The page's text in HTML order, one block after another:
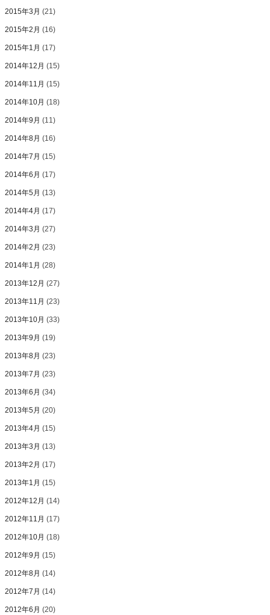
2015年3月 (21)
2015年2月 (16)
2015年1月 (17)
2014年12月 (15)
2014年11月 (15)
2014年10月 (18)
2014年9月 (11)
2014年8月 (16)
2014年7月 (15)
2014年6月 (17)
2014年5月 (13)
2014年4月 (17)
2014年3月 (27)
2014年2月 (23)
2014年1月 (28)
2013年12月 (27)
2013年11月 (23)
2013年10月 (33)
2013年9月 (19)
2013年8月 (23)
2013年7月 (23)
2013年6月 (34)
2013年5月 (20)
2013年4月 (15)
2013年3月 (13)
2013年2月 (17)
2013年1月 (15)
2012年12月 (14)
2012年11月 (17)
2012年10月 (18)
2012年9月 (15)
2012年8月 (14)
2012年7月 (14)
2012年6月 (20)